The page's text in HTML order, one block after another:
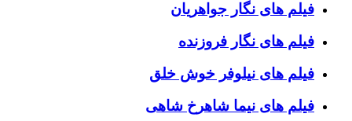
فیلم های نگار جواهریان
فیلم های نگار فروزنده
فیلم های نیلوفر خوش خلق
فیلم های نیما شاهرخ شاهی